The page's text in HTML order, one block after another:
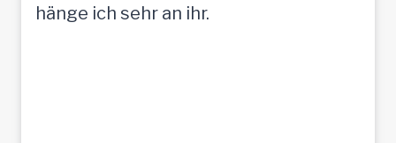
hänge ich sehr an ihr.